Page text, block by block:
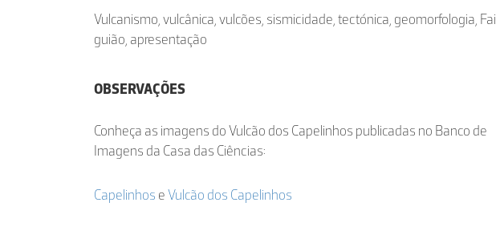
Vulcanismo, vulcânica, vulcões, sismicidade, tectónica, geomorfologia,
guião, apresentação
OBSERVAÇÕES
Conheça as imagens do Vulcão dos Capelinhos publicadas no Banco de
Imagens da Casa das Ciências:
Capelinhos eVulcão dos Capelinhos